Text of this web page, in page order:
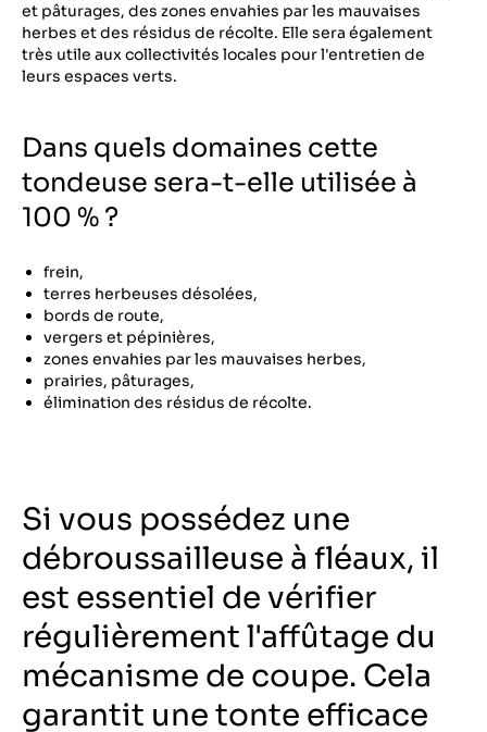
et pâturages, des zones envahies par les mauvaises
herbes et des résidus de récolte. Elle sera également
très utile aux collectivités locales pour l'entretien de
leurs espaces verts.
Dans quels domaines cette
tondeuse sera-t-elle utilisée à
100 % ?
frein,
terres herbeuses désolées,
bords de route,
vergers et pépinières,
zones envahies par les mauvaises herbes,
prairies, pâturages,
élimination des résidus de récolte.
Si vous possédez une
débroussailleuse à fléaux, il
est essentiel de vérifier
régulièrement l'affûtage du
mécanisme de coupe. Cela
garantit une tonte efficace